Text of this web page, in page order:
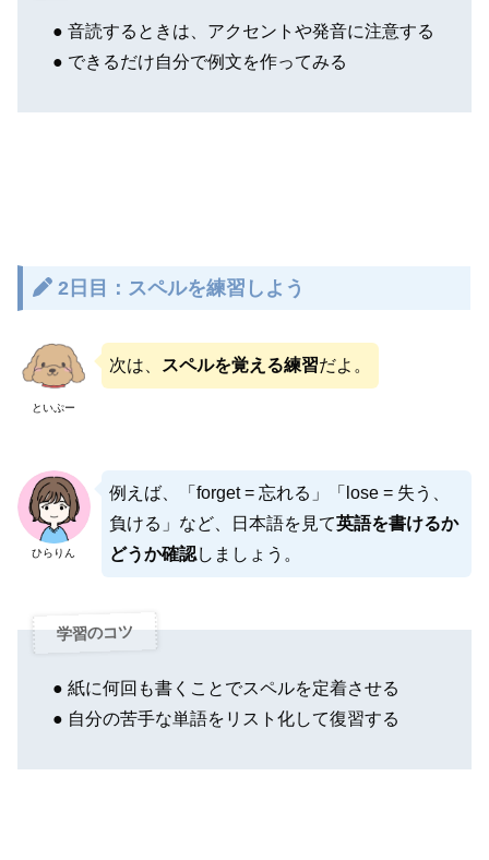
● 音読するときは、アクセントや発音に注意する
● できるだけ自分で例文を作ってみる
2日目：スペルを練習しよう
といぷー
次は、 スペルを覚える練習だよ。
ひらりん
例えば、「forget = 忘れる」「lose = 失う、
負ける」など、日本語を見て英語を書けるか
どうか確認しましょう。
学習のコツ
● 紙に何回も書くことでスペルを定着させる
● 自分の苦手な単語をリスト化して復習する